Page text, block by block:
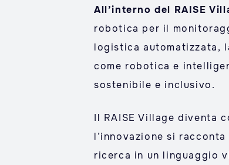
All’interno del RAISE
robotica per il
logistica automatizzata,
come robotica e
sostenibile e inclusivo.
Il RAISE Village diventa
l’innovazione si
ricerca in un linguaggio